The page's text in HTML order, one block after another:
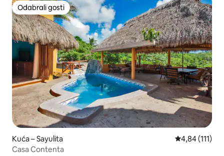
Odabrali gosti
Odabrali gosti
Kuća – Sayulita Prosječna
4,84 (111)
Casa Contenta